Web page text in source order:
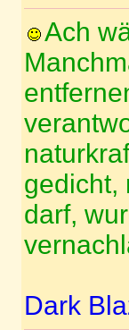
Ach
gedicht,
darf,
Dark